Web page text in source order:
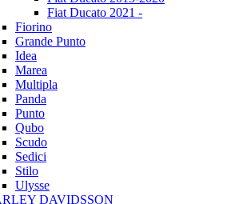
Fiat Ducato 2021 -
Fiorino
Grande Punto
Idea
Marea
Multipla
Panda
Punto
Qubo
Scudo
Sedici
Stilo
Ulysse
DAVIDSSON